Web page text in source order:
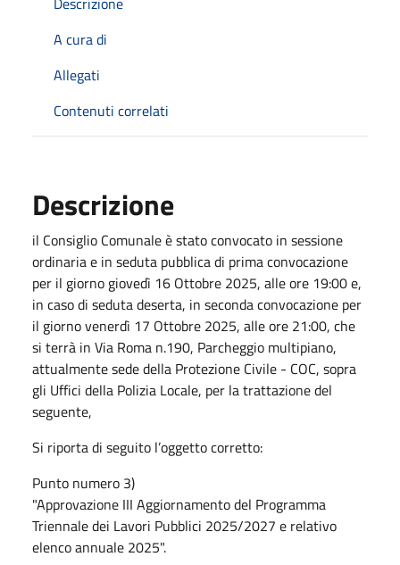
A cura di
Allegati
Contenuti correlati
Descrizione
il Consiglio Comunale è stato convocato in sessione
ordinaria e in seduta pubblica di prima convocazione
per il giorno giovedì 16 Ottobre 2025, alle ore 19:00 e,
in caso di seduta deserta, in seconda convocazione per
il giorno venerdì 17 Ottobre 2025, alle ore 21:00, che
si terrà in Via Roma n.190, Parcheggio multipiano,
attualmente sede della Protezione Civile - COC, sopra
gli Uffici della Polizia Locale, per la trattazione del
seguente,
Si riporta di seguito l’oggetto corretto:
Punto numero 3)
"Approvazione III Aggiornamento del Programma
Triennale dei Lavori Pubblici 2025/2027 e relativo
elenco annuale 2025".